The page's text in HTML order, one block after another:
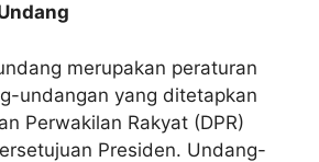
merupakan peraturan
undangan yang ditetapkan
Perwakilan Rakyat (DPR)
Presiden. Undang-